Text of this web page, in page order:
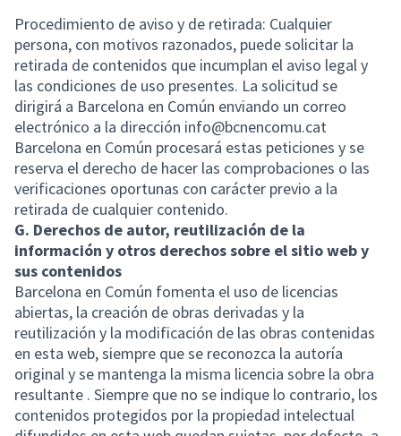
Procedimiento de aviso y de retirada: Cualquier
persona, con motivos razonados, puede solicitar la
retirada de contenidos que incumplan el aviso legal y
las condiciones de uso presentes. La solicitud se
dirigirá a Barcelona en Común enviando un correo
electrónico a la dirección info@bcnencomu.cat
Barcelona en Común procesará estas peticiones y se
reserva el derecho de hacer las comprobaciones o las
verificaciones oportunas con carácter previo a la
retirada de cualquier contenido.
G. Derechos de autor, reutilización de la
información y otros derechos sobre el sitio web y
sus contenidos
Barcelona en Común fomenta el uso de licencias
abiertas, la creación de obras derivadas y la
reutilización y la modificación de las obras contenidas
en esta web, siempre que se reconozca la autoría
original y se mantenga la misma licencia sobre la obra
resultante . Siempre que no se indique lo contrario, los
contenidos protegidos por la propiedad intelectual